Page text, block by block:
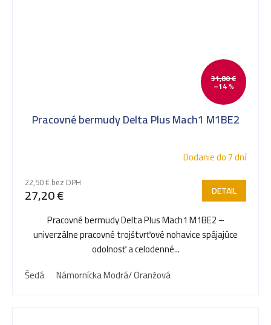
31,80 €
–14 %
Pracovné bermudy Delta Plus Mach1 M1BE2
Dodanie do 7 dní
22,50 € bez DPH
27,20 € DETAIL
Pracovné bermudy Delta Plus Mach1 M1BE2 –
univerzálne pracovné trojštvrťové nohavice spájajúce
odolnosť a celodenné...
Šedá
Námornícka Modrá/ Oranžová